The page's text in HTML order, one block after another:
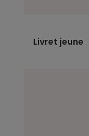
Livret jeune